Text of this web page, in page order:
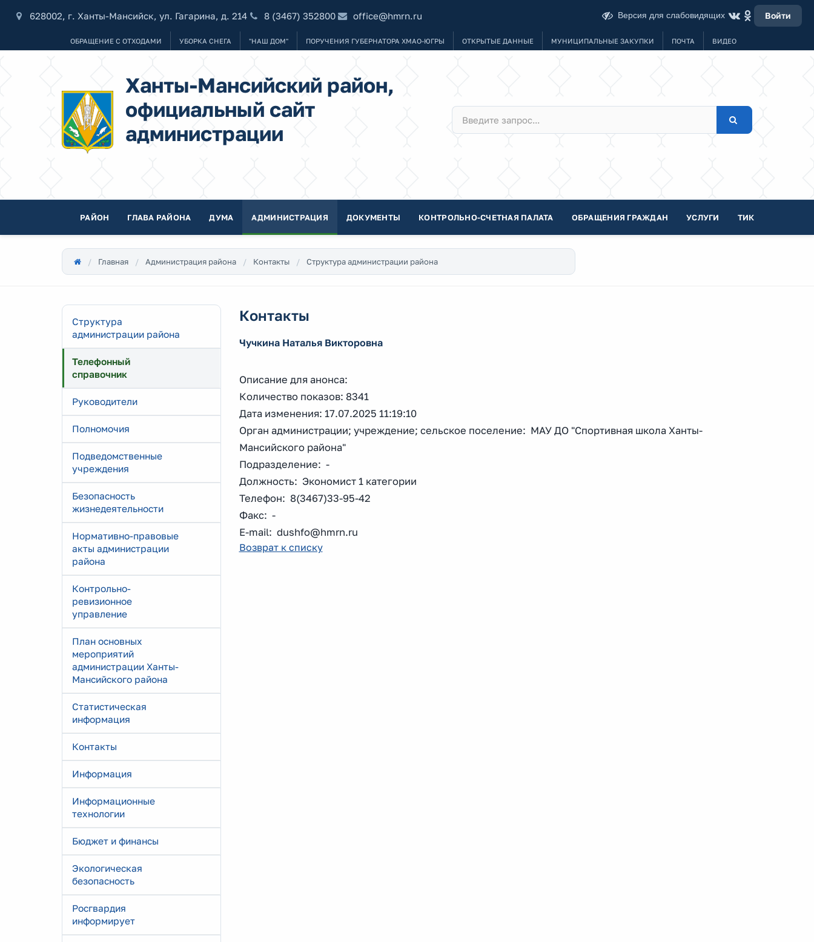
628002, г. Ханты-Мансийск, ул. Гагарина, д. 214 8 (3467) 352800 office@hmrn.ru Версия для слабовидящих Войти
ОБРАЩЕНИЕ С ОТХОДАМИ УБОРКА СНЕГА "НАШ ДОМ" ПОРУЧЕНИЯ ГУБЕРНАТОРА ХМАО-ЮГРЫ ОТКРЫТЫЕ ДАННЫЕ МУНИЦИПАЛЬНЫЕ ЗАКУПКИ ПОЧТА ВИДЕО
Ханты-Мансийский район,
официальный сайт
администрации
РАЙОН ГЛАВА РАЙОНА ДУМА АДМИНИСТРАЦИЯ ДОКУМЕНТЫ КОНТРОЛЬНО-СЧЕТНАЯ ПАЛАТА ОБРАЩЕНИЯ ГРАЖДАН УСЛУГИ ТИК
Главная Администрация района Контакты Структура администрации района
Структура
администрации района
Телефонный
справочник
Руководители
Полномочия
Подведомственные
учреждения
Безопасность
жизнедеятельности
Нормативно-правовые
акты администрации
района
Контрольно-
ревизионное
управление
План основных
мероприятий
администрации Ханты-
Мансийского района
Статистическая
информация
Контакты
Информация
Информационные
технологии
Бюджет и финансы
Экологическая
безопасность
Росгвардия
информирует
Контакты
Чучкина Наталья Викторовна
Описание для анонса:
Количество показов: 8341
Дата изменения: 17.07.2025 11:19:10
Орган администрации; учреждение; сельское поселение: МАУ ДО "Спортивная школа Ханты-
Мансийского района"
Подразделение: -
Должность: Экономист 1 категории
Телефон: 8(3467)33-95-42
Факс: -
E-mail: dushfo@hmrn.ru
Возврат к списку